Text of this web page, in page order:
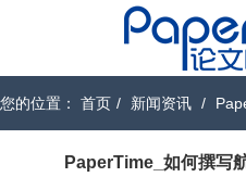
您的位置： 首页 / 新闻资讯 /
PaperTime_如何撰写